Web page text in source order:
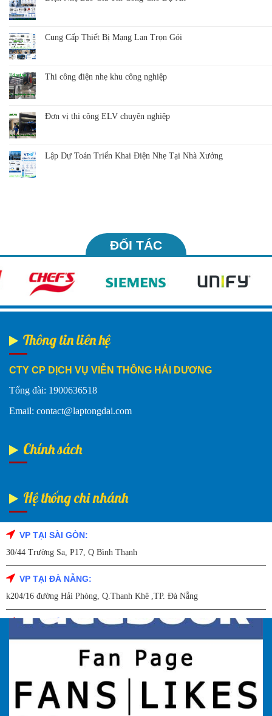
Cung Cấp Thiết Bị Mạng Lan Trọn Gói
Thi công điện nhẹ khu công nghiệp
Đơn vị thi công ELV chuyên nghiệp
Lập Dự Toán Triển Khai Điện Nhẹ Tại Nhà Xưởng
ĐỐI TÁC
Thông tin liên hệ
CTY CP DỊCH VỤ VIỄN THÔNG HẢI DƯƠNG
Tổng đài: 1900636518
Email: contact@laptongdai.com
Chính sách
Hệ thống chi nhánh
VP TẠI SÀI GÒN:
30/44 Trường Sa, P17, Q Bình Thạnh
VP TẠI ĐÀ NẴNG:
k204/16 đường Hải Phòng, Q.Thanh Khê ,TP. Đà Nẵng
VP TẠI HẢI DƯƠNG:
Số 9/14 – P.Tứ Thông – TP Hải Dương
VP TẠI HẢI PHÒNG:
227 Đường Hải Triều , P. Quán Toan , Q. Hồng Bàng , Tp Hải Phòng
VP TẠI HÀ NỘI
Fanpage Facebook